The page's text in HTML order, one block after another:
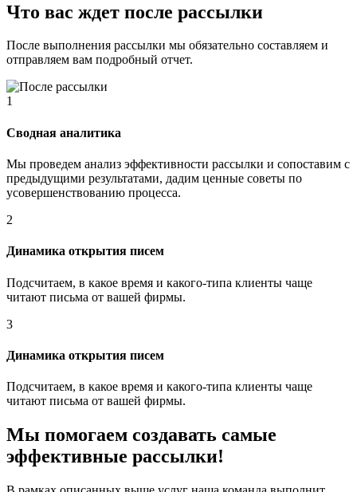
Что вас ждет после рассылки
После выполнения рассылки мы обязательно составляем и
отправляем вам подробный отчет.
1
Сводная аналитика
Мы проведем анализ эффективности рассылки и сопоставим с
предыдущими результатами, дадим ценные советы по
усовершенствованию процесса.
2
Динамика открытия писем
Подсчитаем, в какое время и какого-типа клиенты чаще
читают письма от вашей фирмы.
3
Динамика открытия писем
Подсчитаем, в какое время и какого-типа клиенты чаще
читают письма от вашей фирмы.
Мы помогаем создавать самые
эффективные рассылки!